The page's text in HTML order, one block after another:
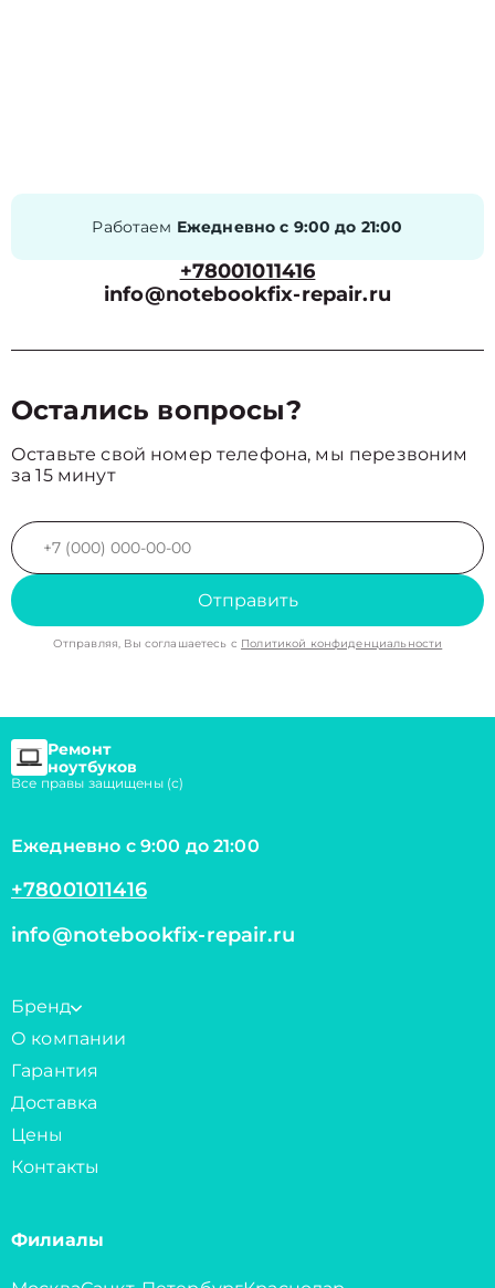
Работаем Ежедневно с 9:00 до 21:00
+78001011416
info@notebookfix-repair.ru
Остались вопросы?
Оставьте свой номер телефона, мы перезвоним
за 15 минут
Отправить
Отправляя, Вы соглашаетесь с Политикой конфиденциальности
Ремонт
ноутбуков
Все правы защищены (с)
Ежедневно с 9:00 до 21:00
+78001011416
info@notebookfix-repair.ru
Бренд
О компании
Гарантия
Доставка
Цены
Контакты
Филиалы